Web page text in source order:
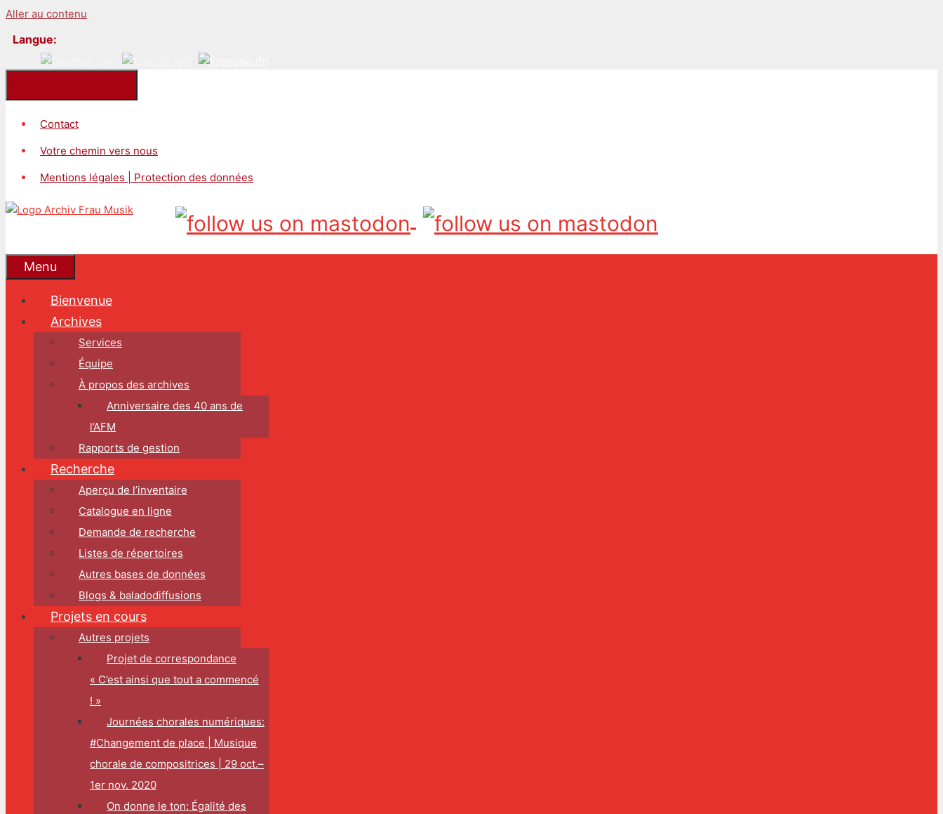
Aller au contenu
Langue:
Contact
Votre chemin vers nous
Mentions légales | Protection des données
Menu
Bienvenue
Archives
Services
Équipe
À propos des archives
Anniversaire des 40 ans de
l’AFM
Rapports de gestion
Recherche
Aperçu de l’inventaire
Catalogue en ligne
Demande de recherche
Listes de répertoires
Autres bases de données
Blogs & baladodiffusions
Projets en cours
Autres projets
Projet de correspondance
« C’est ainsi que tout a commencé
! »
Journées chorales numériques:
#Changement de place | Musique
chorale de compositrices | 29 oct.–
1er nov. 2020
On donne le ton: Égalité des